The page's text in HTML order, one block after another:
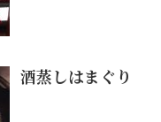
酒蒸しはまぐり